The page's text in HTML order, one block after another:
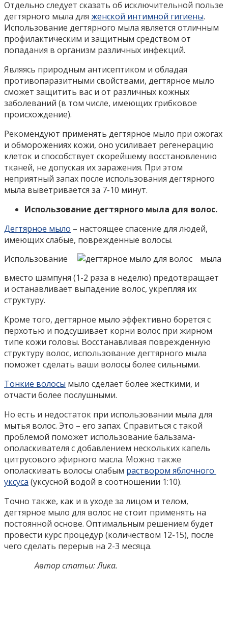
Отдельно следует сказать об исключительной пользе
дегтярного мыла для женской интимной гигиены.
Использование дегтярного мыла является отличным
профилактическим и защитным средством от
попадания в организм различных инфекций.
Являясь природным антисептиком и обладая
противопаразитными свойствами, дегтярное мыло
сможет защитить вас и от различных кожных
заболеваний (в том числе, имеющих грибковое
происхождение).
Рекомендуют применять дегтярное мыло при ожогах
и обморожениях кожи, оно усиливает регенерацию
клеток и способствует скорейшему восстановлению
тканей, не допуская их заражения. При этом
неприятный запах после использования дегтярного
мыла выветривается за 7-10 минут.
Использование дегтярного мыла для волос.
Дегтярное мыло – настоящее спасение для людей,
имеющих слабые, поврежденные волосы.
Использование
мыла
вместо шампуня (1-2 раза в неделю) предотвращает
и останавливает выпадение волос, укрепляя их
структуру.
Кроме того, дегтярное мыло эффективно борется с
перхотью и подсушивает корни волос при жирном
типе кожи головы. Восстанавливая поврежденную
структуру волос, использование дегтярного мыла
поможет сделать ваши волосы более сильными.
Тонкие волосы мыло сделает более жесткими, и
отчасти более послушными.
Но есть и недостаток при использовании мыла для
мытья волос. Это – его запах. Справиться с такой
проблемой поможет использование бальзама-
ополаскивателя с добавлением нескольких капель
цитрусового эфирного масла. Можно также
ополаскивать волосы слабым раствором яблочного
уксуса (уксусной водой в соотношении 1:10).
Точно также, как и в уходе за лицом и телом,
дегтярное мыло для волос не стоит применять на
постоянной основе. Оптимальным решением будет
провести курс процедур (количеством 12-15), после
чего сделать перерыв на 2-3 месяца.
Автор статьи: Лика.